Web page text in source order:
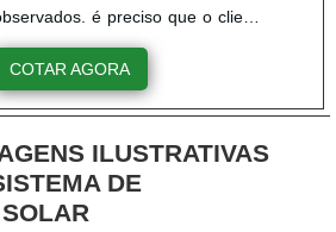
é preciso que o cliente
do produto, a empresa
quais os benefícios que o
é bom ressaltar que um
procurar por um preço benéfico,
competit....
COTAR AGORA
ILUSTRATIVAS
DE